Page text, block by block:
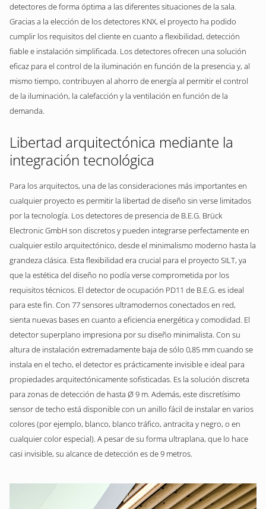
detectores de forma óptima a las diferentes situaciones de la sala.
Gracias a la elección de los detectores KNX, el proyecto ha podido
cumplir los requisitos del cliente en cuanto a flexibilidad, detección
fiable e instalación simplificada. Los detectores ofrecen una solución
eficaz para el control de la iluminación en función de la presencia y, al
mismo tiempo, contribuyen al ahorro de energía al permitir el control
de la iluminación, la calefacción y la ventilación en función de la
demanda.
Libertad arquitectónica mediante la
integración tecnológica
Para los arquitectos, una de las consideraciones más importantes en
cualquier proyecto es permitir la libertad de diseño sin verse limitados
por la tecnología. Los detectores de presencia de B.E.G. Brück
Electronic GmbH son discretos y pueden integrarse perfectamente en
cualquier estilo arquitectónico, desde el minimalismo moderno hasta la
grandeza clásica. Esta flexibilidad era crucial para el proyecto SILT, ya
que la estética del diseño no podía verse comprometida por los
requisitos técnicos. El detector de ocupación PD11 de B.E.G. es ideal
para este fin. Con 77 sensores ultramodernos conectados en red,
sienta nuevas bases en cuanto a eficiencia energética y comodidad. El
detector superplano impresiona por su diseño minimalista. Con su
altura de instalación extremadamente baja de sólo 0,85 mm cuando se
instala en el techo, el detector es prácticamente invisible e ideal para
propiedades arquitectónicamente sofisticadas. Es la solución discreta
para zonas de detección de hasta Ø 9 m. Además, este discretísimo
sensor de techo está disponible con un anillo fácil de instalar en varios
colores (por ejemplo, blanco, blanco tráfico, antracita y negro, o en
cualquier color especial). A pesar de su forma ultraplana, que lo hace
casi invisible, su alcance de detección es de 9 metros.